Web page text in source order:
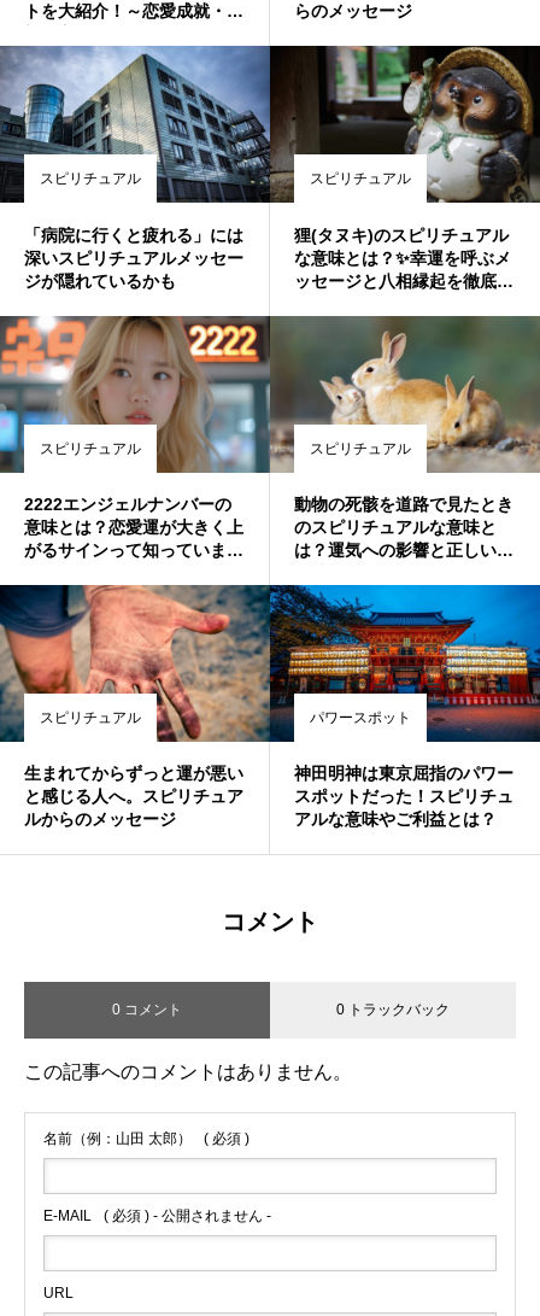
トを大紹介！～恋愛成就・希
らのメッセージ
スピリチュアル
「病院に行くと疲れる」には
深いスピリチュアルメッセー
ジが隠れているかも
スピリチュアル
狸(タヌキ)のスピリチュアル
な意味とは？✨幸運を呼ぶメ
ッセージと八相縁起を徹底解
スピリチュアル
2222エンジェルナンバーの
意味とは？恋愛運が大きく上
がるサインって知っていまし
スピリチュアル
動物の死骸を道路で見たとき
のスピリチュアルな意味と
は？運気への影響と正しい対
スピリチュアル
生まれてからずっと運が悪い
と感じる人へ。スピリチュア
ルからのメッセージ
パワースポット
神田明神は東京屈指のパワー
スポットだった！スピリチュ
アルな意味やご利益とは？
コメント
0 コメント 0 トラックバック
この記事へのコメントはありません。
名前（例：山田 太郎） ( 必須 )
E-MAIL ( 必須 ) - 公開されません -
URL